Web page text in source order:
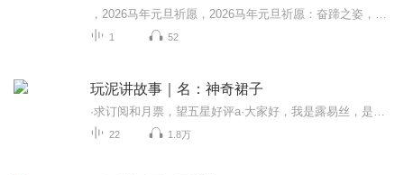
1 52
玩泥讲故事｜名：神奇裙子
22 1.8万